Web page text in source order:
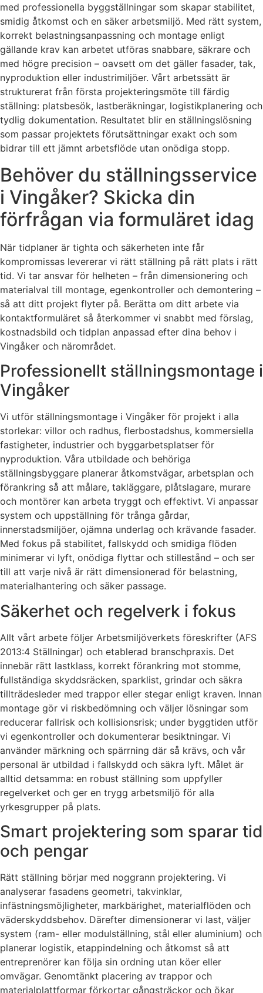
med professionella byggställningar som skapar stabilitet,
smidig åtkomst och en säker arbetsmiljö. Med rätt system,
korrekt belastningsanpassning och montage enligt
gällande krav kan arbetet utföras snabbare, säkrare och
med högre precision – oavsett om det gäller fasader, tak,
nyproduktion eller industrimiljöer. Vårt arbetssätt är
strukturerat från första projekteringsmöte till färdig
ställning: platsbesök, lastberäkningar, logistikplanering och
tydlig dokumentation. Resultatet blir en ställningslösning
som passar projektets förutsättningar exakt och som
bidrar till ett jämnt arbetsflöde utan onödiga stopp.
Behöver du ställningsservice
i Vingåker? Skicka din
förfrågan via formuläret idag
När tidplaner är tighta och säkerheten inte får
kompromissas levererar vi rätt ställning på rätt plats i rätt
tid. Vi tar ansvar för helheten – från dimensionering och
materialval till montage, egenkontroller och demontering –
så att ditt projekt flyter på. Berätta om ditt arbete via
kontaktformuläret så återkommer vi snabbt med förslag,
kostnadsbild och tidplan anpassad efter dina behov i
Vingåker och närområdet.
Professionellt ställningsmontage i
Vingåker
Vi utför ställningsmontage i Vingåker för projekt i alla
storlekar: villor och radhus, flerbostadshus, kommersiella
fastigheter, industrier och byggarbetsplatser för
nyproduktion. Våra utbildade och behöriga
ställningsbyggare planerar åtkomstvägar, arbetsplan och
förankring så att målare, takläggare, plåtslagare, murare
och montörer kan arbeta tryggt och effektivt. Vi anpassar
system och uppställning för trånga gårdar,
innerstadsmiljöer, ojämna underlag och krävande fasader.
Med fokus på stabilitet, fallskydd och smidiga flöden
minimerar vi lyft, onödiga flyttar och stillestånd – och ser
till att varje nivå är rätt dimensionerad för belastning,
materialhantering och säker passage.
Säkerhet och regelverk i fokus
Allt vårt arbete följer Arbetsmiljöverkets föreskrifter (AFS
2013:4 Ställningar) och etablerad branschpraxis. Det
innebär rätt lastklass, korrekt förankring mot stomme,
fullständiga skyddsräcken, sparklist, grindar och säkra
tillträdesleder med trappor eller stegar enligt kraven. Innan
montage gör vi riskbedömning och väljer lösningar som
reducerar fallrisk och kollisionsrisk; under byggtiden utför
vi egenkontroller och dokumenterar besiktningar. Vi
använder märkning och spärrning där så krävs, och vår
personal är utbildad i fallskydd och säkra lyft. Målet är
alltid detsamma: en robust ställning som uppfyller
regelverket och ger en trygg arbetsmiljö för alla
yrkesgrupper på plats.
Smart projektering som sparar tid
och pengar
Rätt ställning börjar med noggrann projektering. Vi
analyserar fasadens geometri, takvinklar,
infästningsmöjligheter, markbärighet, materialflöden och
väderskyddsbehov. Därefter dimensionerar vi last, väljer
system (ram- eller modulställning, stål eller aluminium) och
planerar logistik, etappindelning och åtkomst så att
entreprenörer kan följa sin ordning utan köer eller
omvägar. Genomtänkt placering av trappor och
materialplattformar förkortar gångsträckor och ökar